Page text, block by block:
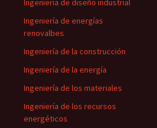
Ingeniería de diseño industrial
Ingeniería de energías
renovalbes
Ingeniería de la construcción
Ingeniería de la energía
Ingeniería de los materiales
Ingeniería de los recursos
energéticos